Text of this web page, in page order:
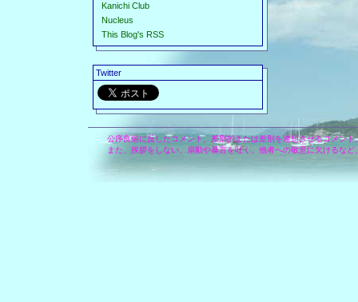
Kanichi Club
Nucleus
This Blog's RSS
Twitter
公序良俗に反したコメント、差別的または差別を連想させるコメン
また、挨拶をしない、扇動や暴言を吐く、他者への敬意に欠けるな